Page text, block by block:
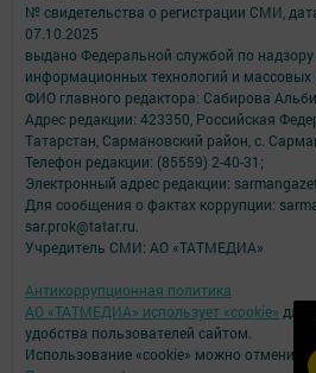
№ свидетельства о регистрации СМИ,
07.10.2025
выдано Федеральной службой по надзору
информационных технологий и
ФИО главного редактора: Сабирова
Адрес редакции: 423350, Российская
Татарстан, Сармановский район, с.
Телефон редакции: (85559) 2-40-31;
Электронный адрес редакции:
Для сообщения о фактах коррупции:
sar.prok@tatar.ru.
Учредитель СМИ: АО «ТАТМЕДИА»
Антикоррупционная политика
АО «ТАТМЕДИА» использует «cookie» для
удобства пользователей сайтом.
Использование «cookie» можно отменить